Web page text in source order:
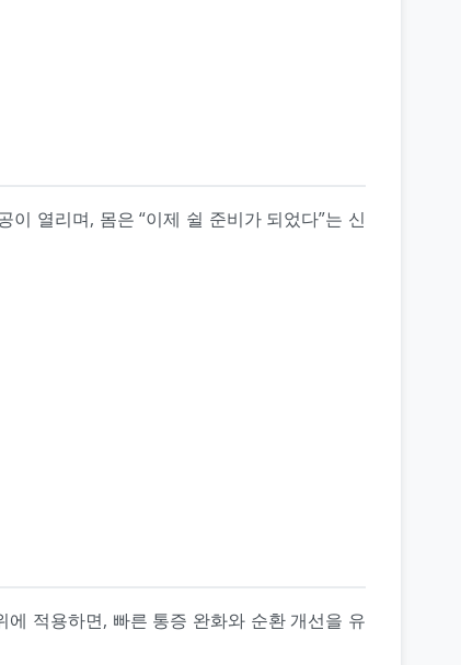
열리며, 몸은 “이제 쉴 준비가 되었다”는 신
적용하면, 빠른 통증 완화와 순환 개선을 유